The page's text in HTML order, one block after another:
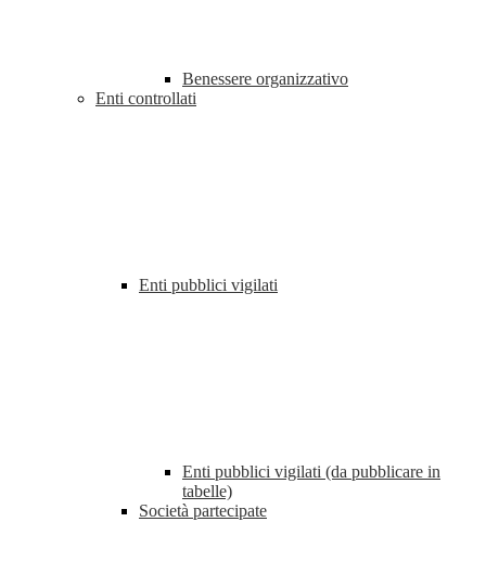
Benessere organizzativo
Enti controllati
Enti pubblici vigilati
Enti pubblici vigilati (da pubblicare in
tabelle)
Società partecipate